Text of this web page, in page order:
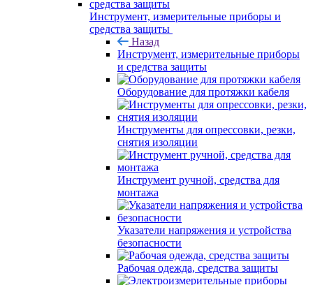
Инструмент, измерительные приборы и
средства защиты
Назад
Инструмент, измерительные приборы
и средства защиты
Оборудование для протяжки кабеля
Инструменты для опрессовки, резки,
снятия изоляции
Инструмент ручной, средства для
монтажа
Указатели напряжения и устройства
безопасности
Рабочая одежда, средства защиты